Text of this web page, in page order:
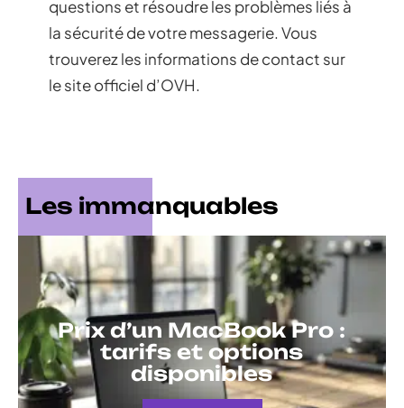
questions et résoudre les problèmes liés à
la sécurité de votre messagerie. Vous
trouverez les informations de contact sur
le site officiel d’OVH.
Les immanquables
Prix d’un MacBook Pro :
tarifs et options
disponibles